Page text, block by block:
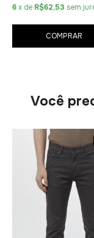
6x de R$62,53 sem
COMPRAR
Você